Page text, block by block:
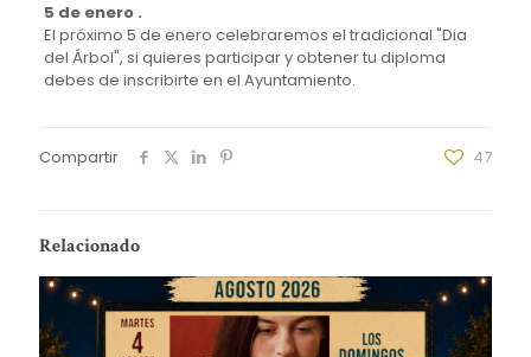
5 de enero .
El próximo 5 de enero celebraremos el tradicional "Dia
del Árbol", si quieres participar y obtener tu diploma
debes de inscribirte en el Ayuntamiento.
Compartir 47
Relacionado